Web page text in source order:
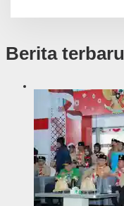
Berita terbaru